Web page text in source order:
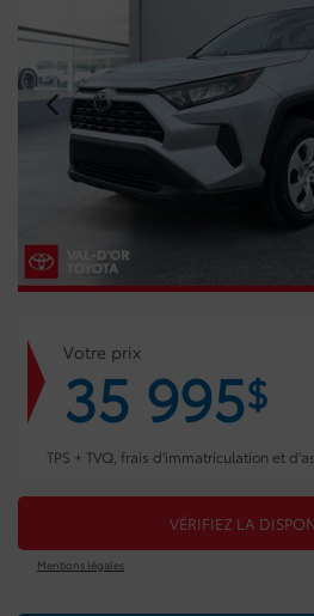
Votre prix
35 995$
TPS + TVQ, frais d'immatriculation et
VÉRIFIEZ LA
Mentions légales